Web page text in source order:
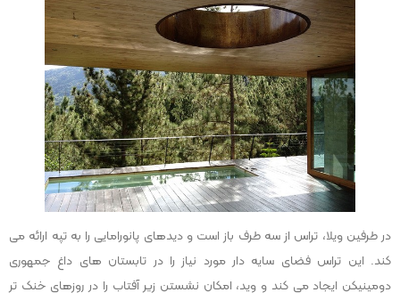
در طرفین ویلا، تراس از سه طرف باز است و دیدهای پانورامایی را به تپه ارائه می
کند. این تراس فضای سایه دار مورد نیاز را در تابستان های داغ جمهوری
دومینیکن ایجاد می کند و وید، امکان نشستن زیر آفتاب را در روزهای خنک تر